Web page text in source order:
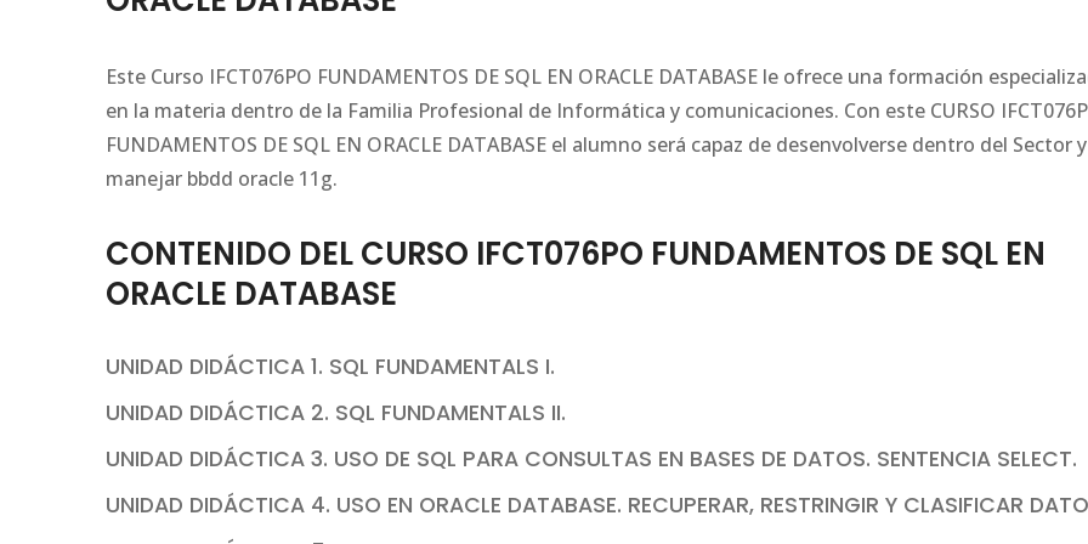
Este Curso IFCT076PO FUNDAMENTOS DE SQL EN ORACLE DATABASE le ofrece una formación
en la materia dentro de la Familia Profesional de Informática y comunicaciones. Con este CURSO
FUNDAMENTOS DE SQL EN ORACLE DATABASE el alumno será capaz de desenvolverse dentro del Sector y
manejar bbdd oracle 11g.
CONTENIDO DEL CURSO IFCT076PO FUNDAMENTOS DE SQL EN
ORACLE DATABASE
UNIDAD DIDÁCTICA 1. SQL FUNDAMENTALS I.
UNIDAD DIDÁCTICA 2. SQL FUNDAMENTALS II.
UNIDAD DIDÁCTICA 3. USO DE SQL PARA CONSULTAS EN BASES DE DATOS. SENTENCIA SELECT.
UNIDAD DIDÁCTICA 4. USO EN ORACLE DATABASE. RECUPERAR, RESTRINGIR Y CLASIFICAR